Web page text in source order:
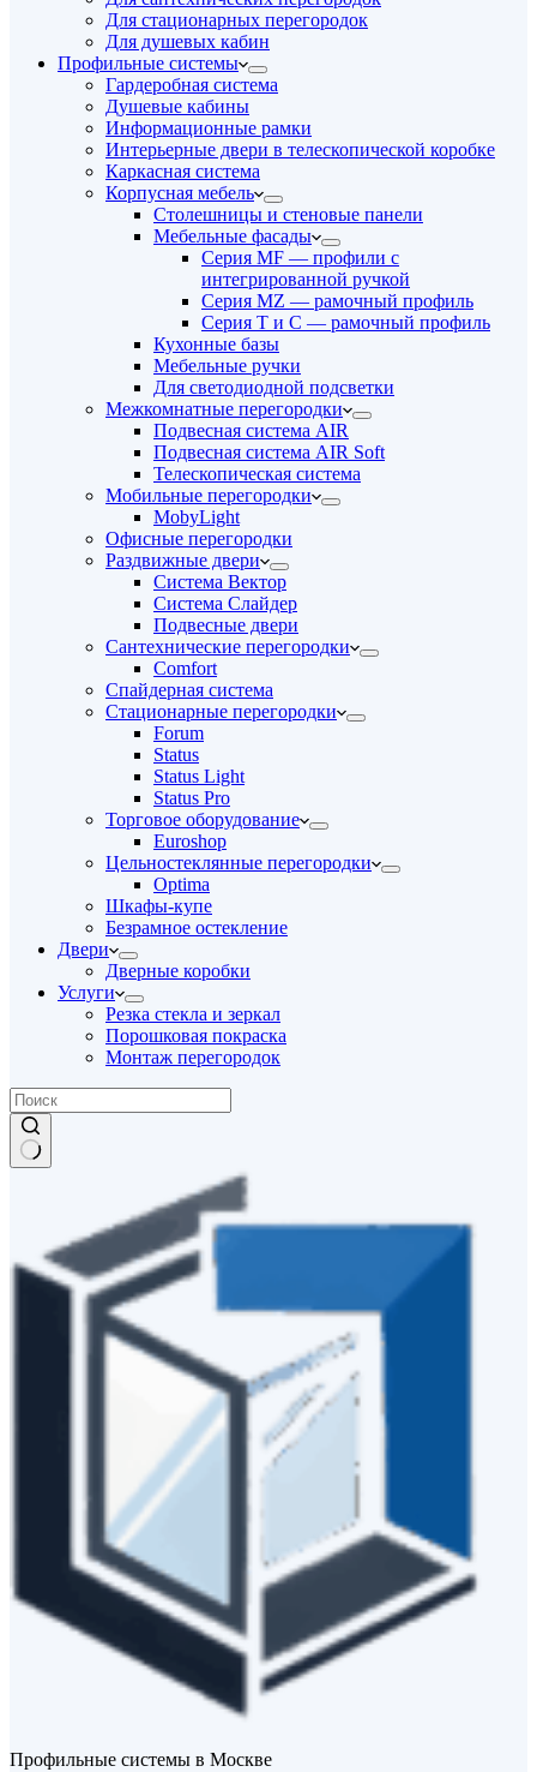
Для стационарных перегородок
Для душевых кабин
Профильные системы
Гардеробная система
Душевые кабины
Информационные рамки
Интерьерные двери в телескопической коробке
Каркасная система
Корпусная мебель
Столешницы и стеновые панели
Мебельные фасады
Серия MF — профили с
интегрированной ручкой
Серия MZ — рамочный профиль
Серия T и C — рамочный профиль
Кухонные базы
Мебельные ручки
Для светодиодной подсветки
Межкомнатные перегородки
Подвесная система AIR
Подвесная система AIR Soft
Телескопическая система
Мобильные перегородки
MobyLight
Офисные перегородки
Раздвижные двери
Система Вектор
Система Слайдер
Подвесные двери
Сантехнические перегородки
Comfort
Спайдерная система
Стационарные перегородки
Forum
Status
Status Light
Status Pro
Торговое оборудование
Euroshop
Цельностеклянные перегородки
Optima
Шкафы-купе
Безрамное остекление
Двери
Дверные коробки
Услуги
Резка стекла и зеркал
Порошковая покраска
Монтаж перегородок
Профильные системы в Москве